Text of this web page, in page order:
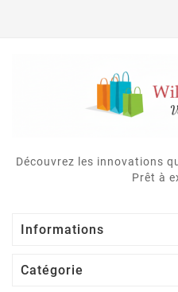
Découvrez les innovations
Prêt à
Informations
Catégorie